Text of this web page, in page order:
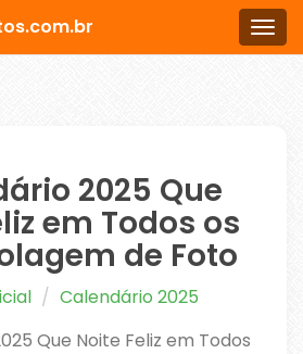
Menu
2025 Que
em Todos os
de Foto
Calendário 2025
Que Noite Feliz em Todos